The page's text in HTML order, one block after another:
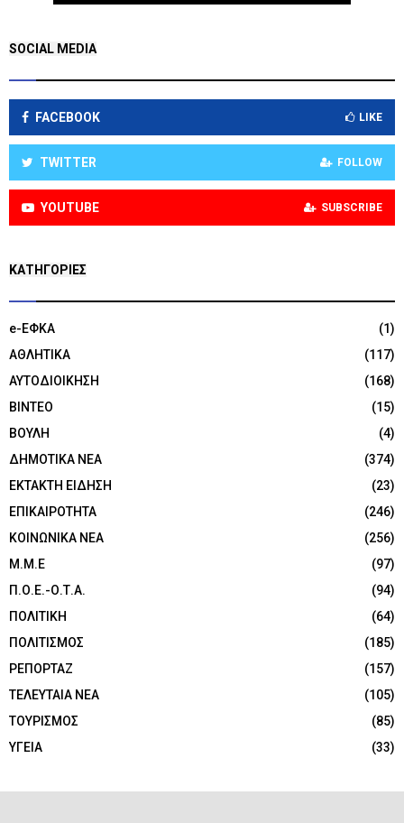
SOCIAL MEDIA
FACEBOOK LIKE
TWITTER FOLLOW
YOUTUBE SUBSCRIBE
KΑΤΗΓΟΡΊΕΣ
e-ΕΦΚΑ
(1)
ΑΘΛΗΤΙΚΑ
(117)
ΑΥΤΟΔΙΟΙΚΗΣΗ
(168)
ΒΙΝΤΕΟ
(15)
ΒΟΥΛΗ
(4)
ΔΗΜΟΤΙΚΑ ΝΕΑ
(374)
ΕΚΤΑΚΤΗ ΕΙΔΗΣΗ
(23)
ΕΠΙΚΑΙΡΟΤΗΤΑ
(246)
ΚΟΙΝΩΝΙΚΑ ΝΕΑ
(256)
Μ.Μ.Ε
(97)
Π.Ο.Ε.-Ο.Τ.Α.
(94)
ΠΟΛΙΤΙΚΗ
(64)
ΠΟΛΙΤΙΣΜΟΣ
(185)
ΡΕΠΟΡΤΑΖ
(157)
ΤΕΛΕΥΤΑΙΑ ΝΕΑ
(105)
ΤΟΥΡΙΣΜΟΣ
(85)
ΥΓΕΙΑ
(33)